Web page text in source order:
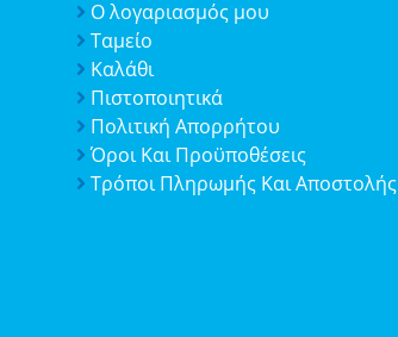
Ο λογαριασμός μου
Ταμείο
Καλάθι
Πιστοποιητικά
Πολιτική Απορρήτου
Όροι Και Προϋποθέσεις
Τρόποι Πληρωμής Και Αποστολής